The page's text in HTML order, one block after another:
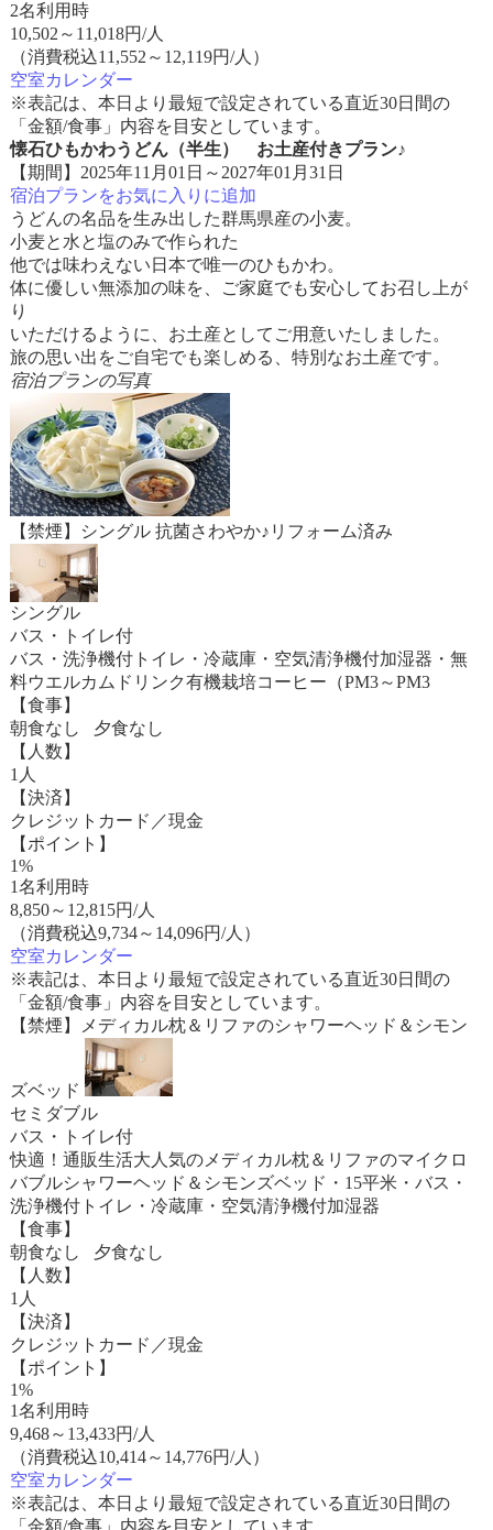
2名利用時
10,502 ～ 11,018円/人
（消費税込11,552～12,119円/人）
空室カレンダー
※表記は、本日より最短で設定されている直近30日間の
「金額/食事」内容を目安としています。
懐石ひもかわうどん（半生） お土産付きプラン♪
【期間】2025年11月01日～2027年01月31日
宿泊プランをお気に入りに追加
うどんの名品を生み出した群馬県産の小麦。
小麦と水と塩のみで作られた
他では味わえない日本で唯一のひもかわ。
体に優しい無添加の味を、ご家庭でも安心してお召し上が
り
いただけるように、お土産としてご用意いたしました。
旅の思い出をご自宅でも楽しめる、特別なお土産です。
宿泊プランの写真
【禁煙】シングル 抗菌さわやか♪リフォーム済み
シングル
バス・トイレ付
バス・洗浄機付トイレ・冷蔵庫・空気清浄機付加湿器・無
料ウエルカムドリンク有機栽培コーヒー（PM3～PM3
【食事】
朝食なし 夕食なし
【人数】
1人
【決済】
クレジットカード／現金
【ポイント】
1%
1名利用時
8,850～ 12,815円/人
（消費税込9,734～14,096円/人）
空室カレンダー
※表記は、本日より最短で設定されている直近30日間の
「金額/食事」内容を目安としています。
【禁煙】メディカル枕＆リファのシャワーヘッド＆シモン
ズベッド
セミダブル
バス・トイレ付
快適！通販生活大人気のメディカル枕＆リファのマイクロ
バブルシャワーヘッド＆シモンズベッド・15平米・バス・
洗浄機付トイレ・冷蔵庫・空気清浄機付加湿器
【食事】
朝食なし 夕食なし
【人数】
1人
【決済】
クレジットカード／現金
【ポイント】
1%
1名利用時
9,468～ 13,433円/人
（消費税込10,414～14,776円/人）
空室カレンダー
※表記は、本日より最短で設定されている直近30日間の
「金額/食事」内容を目安としています。